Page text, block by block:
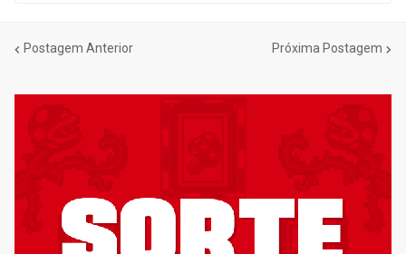
Postagem Anterior Próxima Postagem